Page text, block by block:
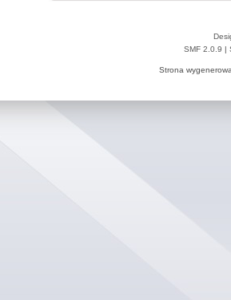
SMF 2.0.9
Strona